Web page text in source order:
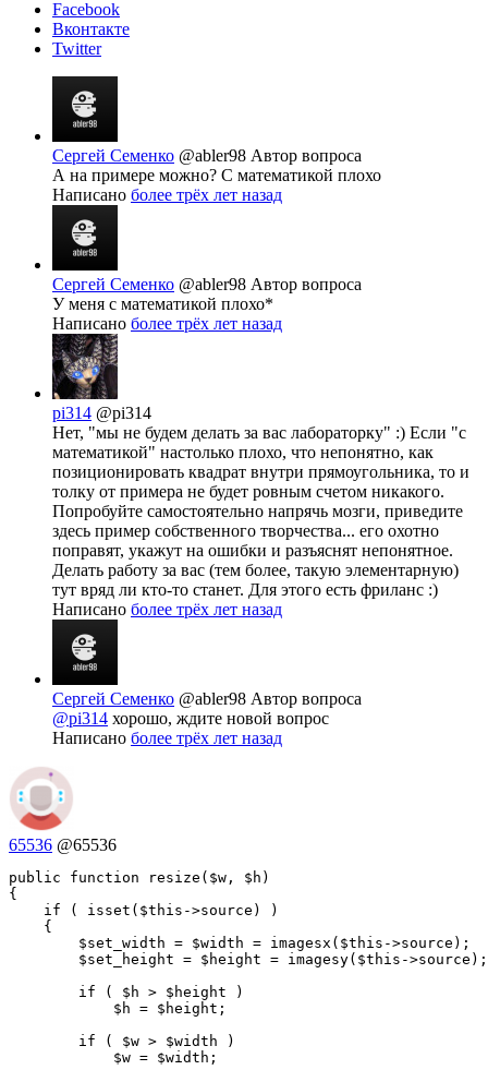
Facebook
Вконтакте
Twitter
Сергей Семенко @abler98 Автор вопроса
А на примере можно? С математикой плохо
Написано более трёх лет назад
Сергей Семенко @abler98 Автор вопроса
У меня с математикой плохо*
Написано более трёх лет назад
pi314 @pi314
Нет, "мы не будем делать за вас лабораторку" :) Если "с
математикой" настолько плохо, что непонятно, как
позиционировать квадрат внутри прямоугольника, то и
толку от примера не будет ровным счетом никакого.
Попробуйте самостоятельно напрячь мозги, приведите
здесь пример собственного творчества... его охотно
поправят, укажут на ошибки и разъяснят непонятное.
Делать работу за вас (тем более, такую элементарную)
тут вряд ли кто-то станет. Для этого есть фриланс :)
Написано более трёх лет назад
Сергей Семенко @abler98 Автор вопроса
@pi314 хорошо, ждите новой вопрос
Написано более трёх лет назад
65536 @65536
public function resize($w, $h)
{
    if ( isset($this->source) )
    {
        $set_width = $width = imagesx($this->source);
        $set_height = $height = imagesy($this->source);
        if ( $h > $height )
            $h = $height;
        if ( $w > $width )
            $w = $width;